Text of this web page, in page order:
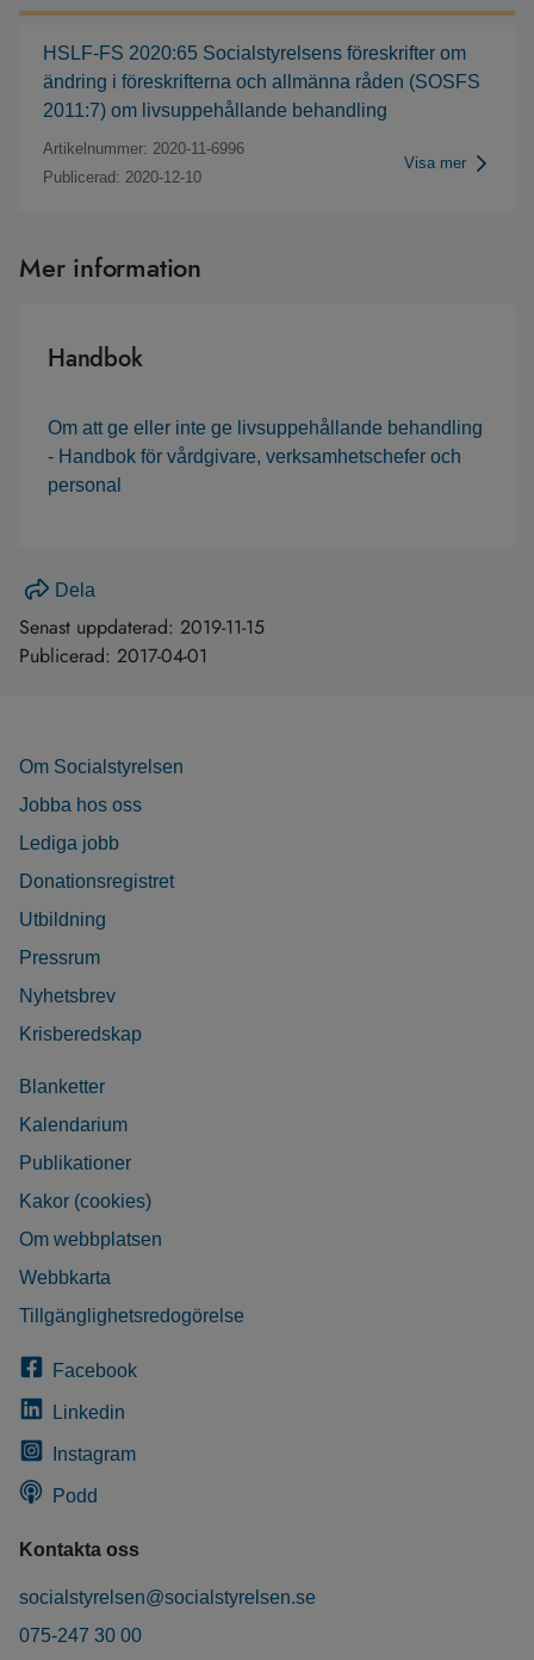
HSLF-FS 2020:65 Socialstyrelsens föreskrifter om
ändring i föreskrifterna och allmänna råden (SOSFS
2011:7) om livsuppehållande behandling
Artikelnummer: 2020-11-6996
Publicerad: 2020-12-10
Visa mer
Mer information
Handbok
Om att ge eller inte ge livsuppehållande behandling
- Handbok för vårdgivare, verksamhetschefer och
personal
Dela
Senast uppdaterad: 2019-11-15
Publicerad: 2017-04-01
Om Socialstyrelsen
Jobba hos oss
Lediga jobb
Donationsregistret
Utbildning
Pressrum
Nyhetsbrev
Krisberedskap
Blanketter
Kalendarium
Publikationer
Kakor (cookies)
Om webbplatsen
Webbkarta
Tillgänglighetsredogörelse
Facebook
Linkedin
Instagram
Podd
Kontakta oss
socialstyrelsen@socialstyrelsen.se
075-247 30 00